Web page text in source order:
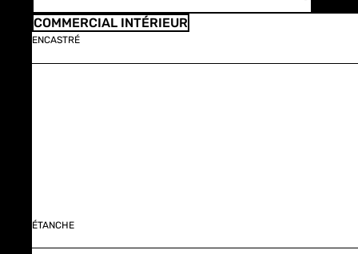
COMMERCIAL INTÉRIEUR
ENCASTRÉ
ÉTANCHE